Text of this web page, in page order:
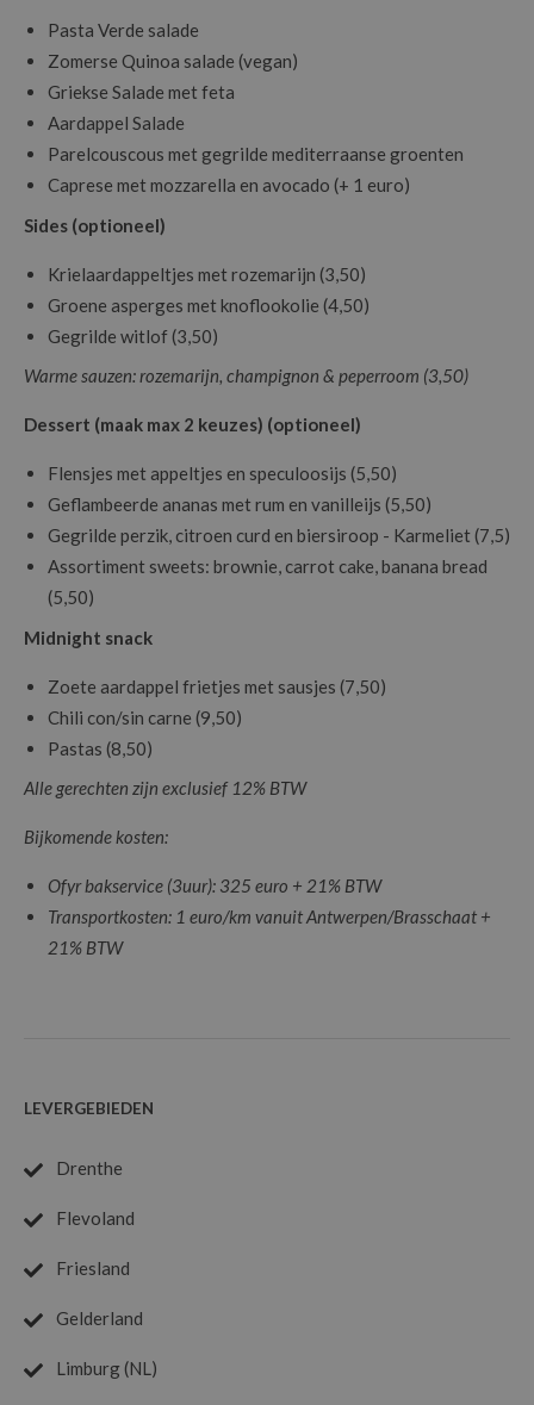
Pasta Verde salade
Zomerse Quinoa salade (vegan)
Griekse Salade met feta
Aardappel Salade
Parelcouscous met gegrilde mediterraanse groenten
Caprese met mozzarella en avocado (+ 1 euro)
Sides (optioneel)
Krielaardappeltjes met rozemarijn (3,50)
Groene asperges met knoflookolie (4,50)
Gegrilde witlof (3,50)
Warme sauzen: rozemarijn, champignon & peperroom (3,50)
Dessert (maak max 2 keuzes) (optioneel)
Flensjes met appeltjes en speculoosijs (5,50)
Geflambeerde ananas met rum en vanilleijs (5,50)
Gegrilde perzik, citroen curd en biersiroop - Karmeliet (7,5)
Assortiment sweets: brownie, carrot cake, banana bread
(5,50)
Midnight snack
Zoete aardappel frietjes met sausjes (7,50)
Chili con/sin carne (9,50)
Pastas (8,50)
Alle gerechten zijn exclusief 12% BTW
Bijkomende kosten:
Ofyr bakservice (3uur): 325 euro + 21% BTW
Transportkosten: 1 euro/km vanuit Antwerpen/Brasschaat +
21% BTW
LEVERGEBIEDEN
Drenthe
Flevoland
Friesland
Gelderland
Limburg (NL)